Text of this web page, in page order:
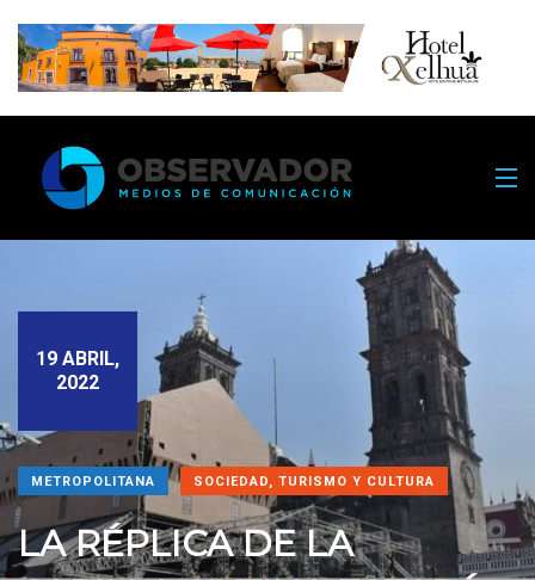
19 ABRIL,
2022
METROPOLITANA SOCIEDAD, TURISMO Y CULTURA
LA RÉPLICA DE LA